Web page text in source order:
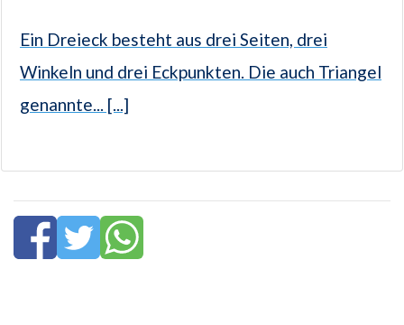
Ein Dreieck besteht aus drei Seiten, drei
Winkeln und drei Eckpunkten. Die auch Triangel
genannte... [...]